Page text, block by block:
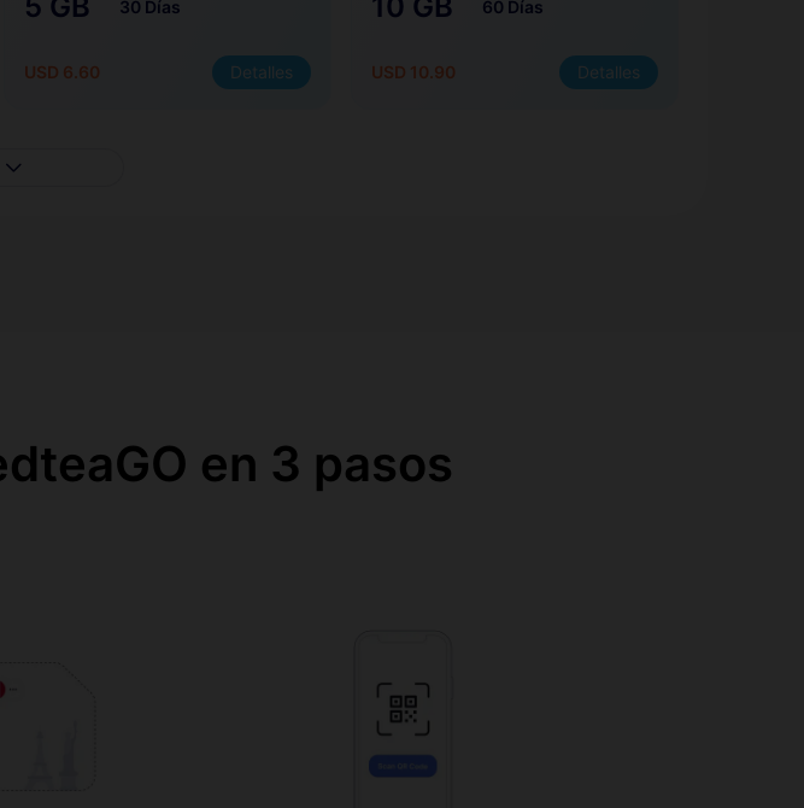
30 Días
USD 6.60 Detalles
60 Días
USD 10.90 Detalles
en 3 pasos